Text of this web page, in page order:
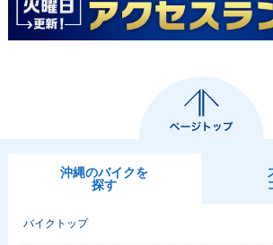
沖縄のバイクを
探す
バイクトップ